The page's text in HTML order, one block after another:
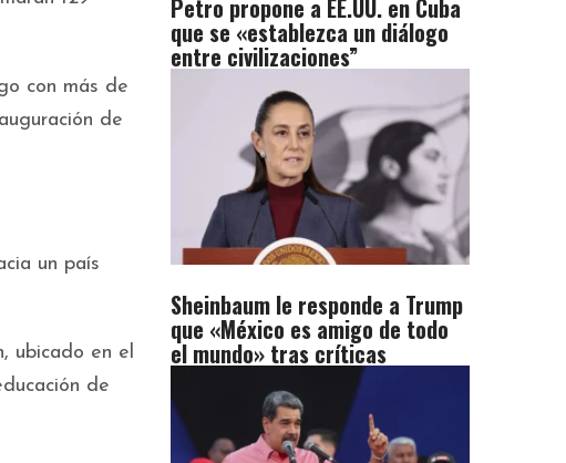
con más de
de
un país
ubicado en el
de
Petro propone a EE.UU. en Cuba
que se «establezca un diálogo
entre civilizaciones”
Sheinbaum le responde a Trump
que «México es amigo de todo
el mundo» tras críticas